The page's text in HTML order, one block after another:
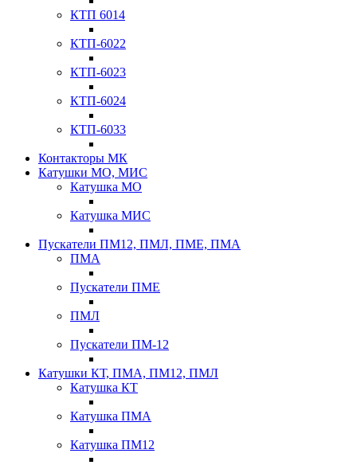
КТП 6014
КТП-6022
КТП-6023
КТП-6024
КТП-6033
Контакторы МК
Катушки МО, МИС
Катушка МО
Катушка МИС
Пускатели ПМ12, ПМЛ, ПМЕ, ПМА
ПМА
Пускатели ПМЕ
ПМЛ
Пускатели ПМ-12
Катушки КТ, ПМА, ПМ12, ПМЛ
Катушка КТ
Катушка ПМА
Катушка ПМ12